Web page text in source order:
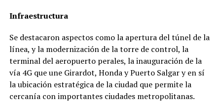
Infraestructura
Se destacaron aspectos como la apertura del túnel de la
línea, y la modernización de la torre de control, la
terminal del aeropuerto perales, la inauguración de la
vía 4G que une Girardot, Honda y Puerto Salgar y en sí
la ubicación estratégica de la ciudad que permite la
cercanía con importantes ciudades metropolitanas.